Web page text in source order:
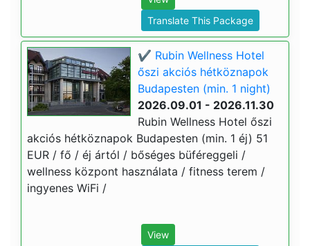
Translate This Package
✔️ Rubin Wellness Hotel
őszi akciós hétköznapok
Budapesten (min. 1 night)
2026.09.01 - 2026.11.30
Rubin Wellness Hotel őszi
akciós hétköznapok Budapesten (min. 1 éj) 51
EUR / fő / éj ártól / bőséges büféreggeli /
wellness központ használata / fitness terem /
ingyenes WiFi /
View